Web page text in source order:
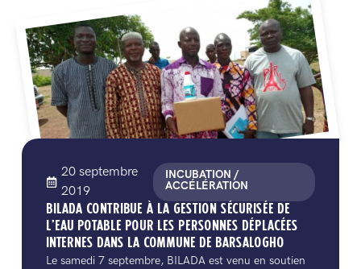
20 septembre
2019
INCUBATION /
ACCÉLÉRATION
BILADA CONTRIBUE À LA GESTION SÉCURISÉE DE
L’EAU POTABLE POUR LES PERSONNES DÉPLACÉES
INTERNES DANS LA COMMUNE DE BARSALOGHO
Le samedi 7 septembre, BILADA est venu en soutien